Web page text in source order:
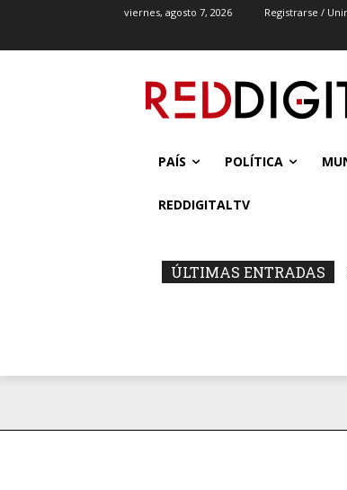
viernes, agosto 7, 2026 Registrarse /
PAÍS POLÍTICA
REDDIGITALTV
ÚLTIMAS ENTRADAS